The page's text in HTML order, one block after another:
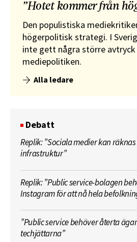
”Hotet kommer från
Den populistiska
högerpolitisk strategi. I
inte gett några större
mediepolitiken.
Alla ledare
Debatt
Replik: ”Sociala medier kan
infrastruktur”
Replik: ”Public service-bolagen
Instagram för att nå hela
”Public service behöver återta
techjättarna”